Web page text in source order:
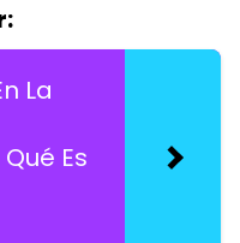
La
Es